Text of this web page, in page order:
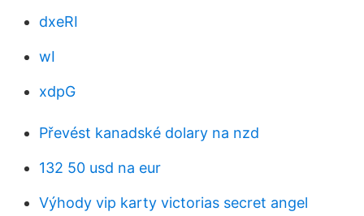
dxeRI
wI
xdpG
Převést kanadské dolary na nzd
132 50 usd na eur
Výhody vip karty victorias secret angel